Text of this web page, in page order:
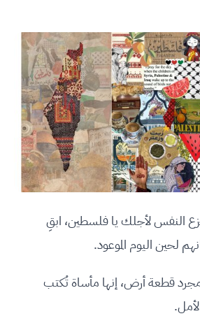
النفس لأجلك يا فلسطين، ابقِ
لحين اليوم الموعود.
قطعة أرض، إنها مأساة تُكتب